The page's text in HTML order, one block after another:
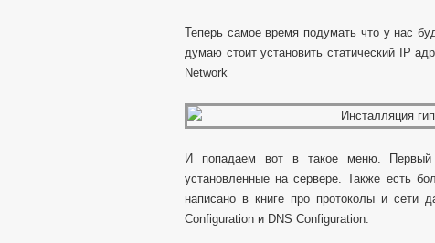
Теперь самое время подумать что у нас
думаю стоит установить статический IP
Network
И попадаем вот в такое меню. Первый
установленные на сервере. Также есть
написано в книге про протоколы и сети
Configuration и DNS Configuration.